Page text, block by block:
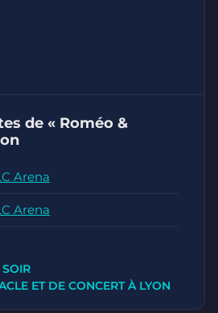
de « Roméo &
Arena
Arena
SOIR
ET DE CONCERT À LYON